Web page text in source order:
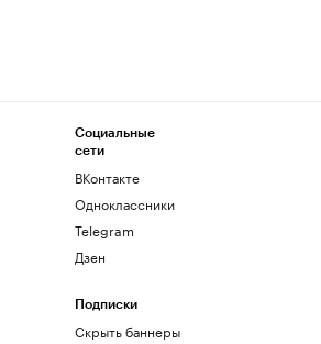
Социальные
сети
ВКонтакте
Одноклассники
Telegram
Дзен
Подписки
Скрыть баннеры